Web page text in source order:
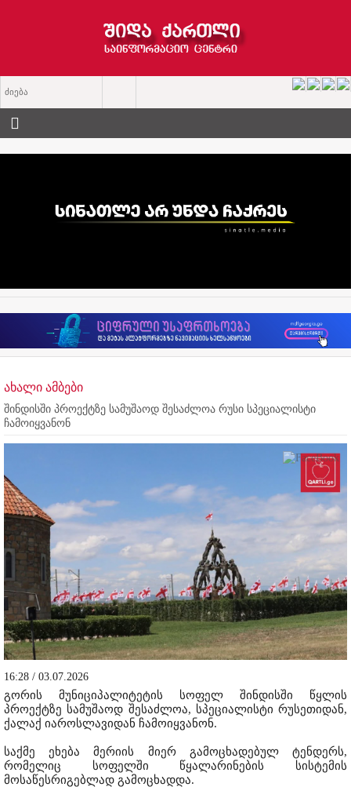
ახალი ამბები
შინდისში პროექტზე სამუშაოდ შესაძლოა რუსი სპეციალისტი
ჩამოიყვანონ
16:28 / 03.07.2026
გორის მუნიციპალიტეტის სოფელ შინდისში წყლის
პროექტზე სამუშაოდ შესაძლოა, სპეციალისტი რუსეთიდან,
ქალაქ იაროსლავიდან ჩამოიყვანონ.
საქმე ეხება მერიის მიერ გამოცხადებულ ტენდერს,
რომელიც სოფელში წყალარინების სისტემის
მოსაწესრიგებლად გამოცხადდა.